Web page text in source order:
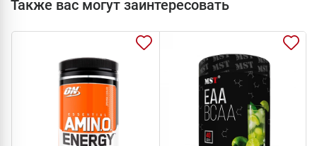
Также вас могут заинтересовать